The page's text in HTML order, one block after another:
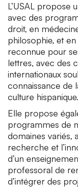
L’USAL propose
avec des
droit, en
philosophie, et en
reconnue pour
lettres, avec des
internationaux
connaissance de
culture hispanique.
Elle propose
programmes de
domaines variés,
recherche et
d’un
professoral de
d’intégrer des